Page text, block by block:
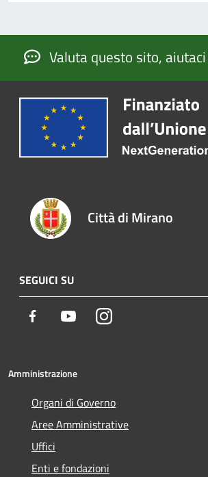
Valuta questo sito,
Città di Mirano
SEGUICI SU
Facebook YoutubeInstagram
Amministrazione
Organi di Governo
Aree Amministrative
Uffici
Enti e fondazioni